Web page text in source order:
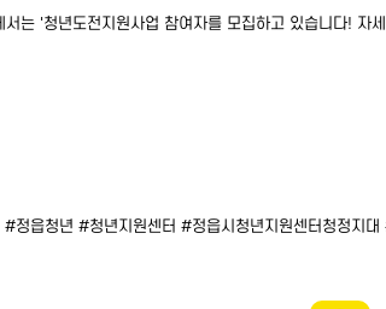
서는 '청년도전지원사업 참여자를 모집하고 있습니다!
정읍청년 #청년지원센터 #정읍시청년지원센터청정지